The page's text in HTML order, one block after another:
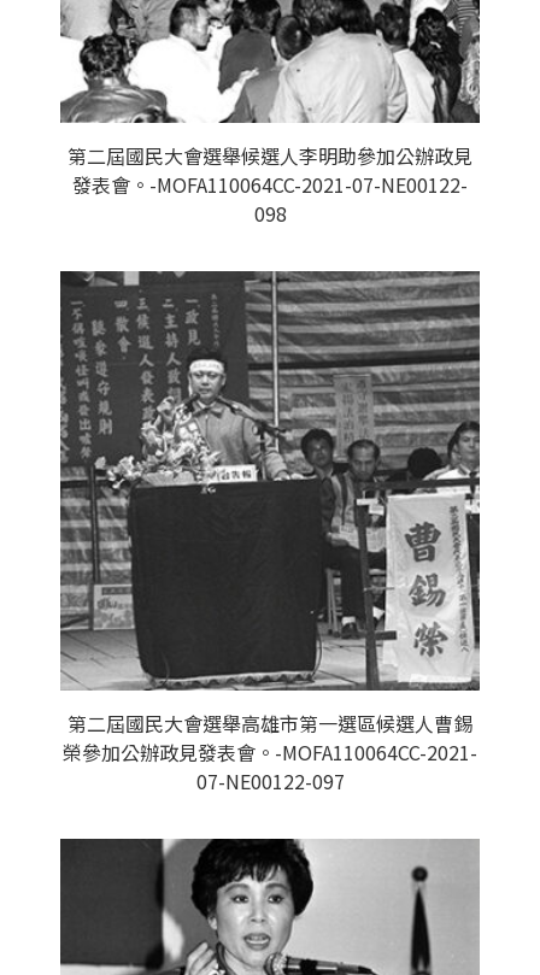
第二屆國民大會選舉候選人李明助參加公辦政見
發表會。-MOFA110064CC-2021-07-NE00122-
098
第二屆國民大會選舉高雄市第一選區候選人曹錫
榮參加公辦政見發表會。-MOFA110064CC-2021-
07-NE00122-097